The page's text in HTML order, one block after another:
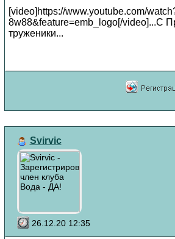
[video]https://www.youtube.com/
8w88&feature=emb_logo[/video]...С
труженики...
Svirvic
26.12.20 12:35